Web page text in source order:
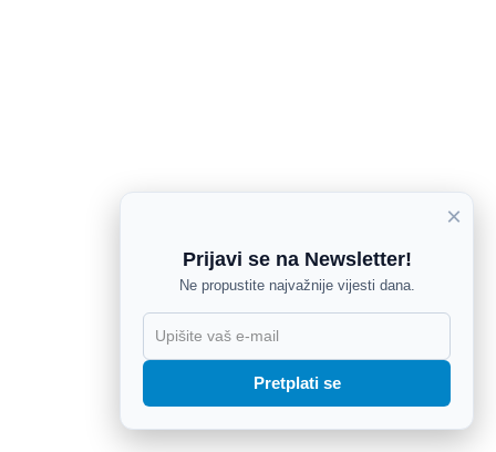
×
Prijavi se na Newsletter!
Ne propustite najvažnije vijesti dana.
Pretplati se